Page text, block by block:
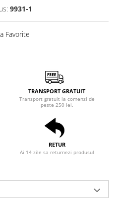
9931-1
Favorite
TRANSPORT GRATUIT
Transport gratuit la comenzi de
peste 250 lei.
RETUR
Ai 14 zile sa returnezi produsul